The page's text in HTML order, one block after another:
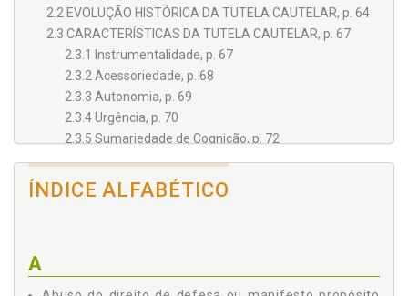
2.2 EVOLUÇÃO HISTÓRICA DA TUTELA CAUTELAR, p. 64
2.3 CARACTERÍSTICAS DA TUTELA CAUTELAR, p. 67
2.3.1 Instrumentalidade, p. 67
2.3.2 Acessoriedade, p. 68
2.3.3 Autonomia, p. 69
2.3.4 Urgência, p. 70
2.3.5 Sumariedade de Cognição, p. 72
2.3.6 Provisoriedade e Revogabilidade, p. 74
2.3.7 Inexistência de Coisa Julgada Material, p. 76
2.3.8 Fungibilidade, p. 77
2.4.2 Deferimento Ex Officio de Medidas Cautelares
ÍNDICE ALFABÉTICO
A